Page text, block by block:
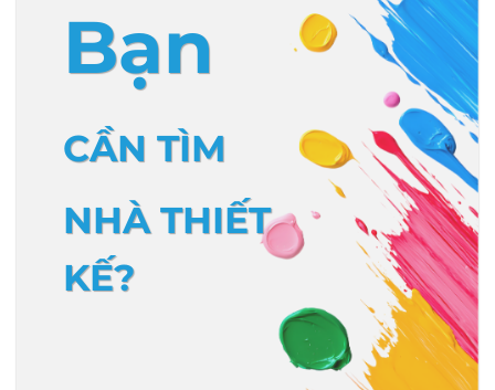
Bạn
CẦN TÌM
NHÀ THIẾT
KẾ?